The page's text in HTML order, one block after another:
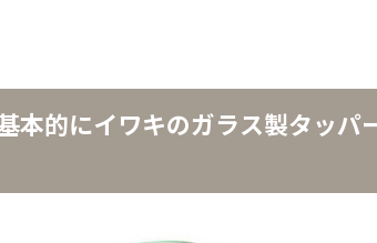
本的にイワキのガラス製タッパ